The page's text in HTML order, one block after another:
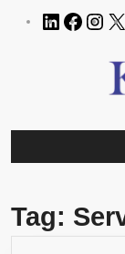
LinkedIn
Tag: